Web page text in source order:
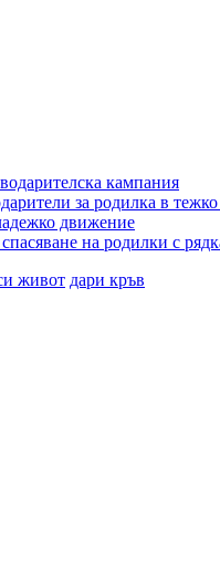
кампания
за родилка в
движение
на родилки с
живот дари кръв